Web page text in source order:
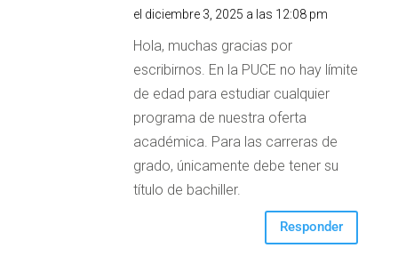
el diciembre 3, 2025 a las 12:08 pm
Hola, muchas gracias por
escribirnos. En la PUCE no hay límite
de edad para estudiar cualquier
programa de nuestra oferta
académica. Para las carreras de
grado, únicamente debe tener su
título de bachiller.
Responder